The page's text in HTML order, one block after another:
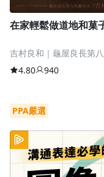
在家輕鬆做道地和菓
吉村良和｜龜屋良長第
4.80
940
PPA嚴選